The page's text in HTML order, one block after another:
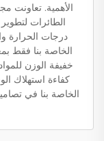
الخاصة بنا فقط
خفيفة الوزن
الخاصة بنا في